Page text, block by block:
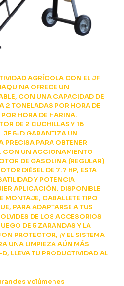
AGRÍCOLA CON EL JF
OFRECE UN
CON UNA CAPACIDAD DE
2 TONELADAS POR HORA DE
HORA DE HARINA.
DE 2 CUCHILLAS Y 16
JF 5-D GARANTIZA UN
PRECISA PARA OBTENER
CON UN ACCIONAMIENTO
DE GASOLINA (REGULAR)
DIÉSEL DE 7.7 HP, ESTA
Y POTENCIA
APLICACIÓN. DISPONIBLE
MONTAJE, CABALLETE TIPO
PARA ADAPTARSE A TUS
DE LOS ACCESORIOS
DE 5 ZARANDAS Y LA
PROTECTOR, ¡Y EL SISTEMA
UNA LIMPIEZA AÚN MÁS
LLEVA TU PRODUCTIVIDAD AL
volúmenes